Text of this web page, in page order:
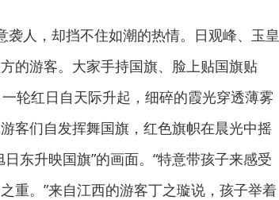
人，却挡不住如潮的热情。日观峰、玉皇
的游客。大家手持国旗、脸上贴国旗贴
轮红日自天际升起，细碎的霞光穿透薄雾
客们自发挥舞国旗，红色旗帜在晨光中摇
东升映国旗”的画面。“特意带孩子来感受
重。”来自江西的游客丁之璇说，孩子举着